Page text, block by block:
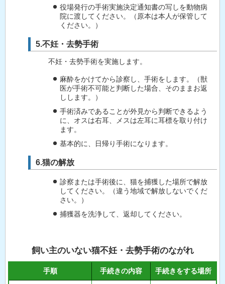
役場発行の手術実施決定通知書の写しを動物病
院に渡してください。（原本は本人が保管して
ください。）
5.不妊・去勢手術
不妊・去勢手術を実施します。
麻酔をかけてから診察し、手術をします。（獣
医が手術不可能と判断した場合、そのままお返
しします。）
手術済みであることが外見から判断できるよう
に、オスは右耳、メスは左耳に耳標を取り付け
ます。
基本的に、日帰り手術になります。
6.猫の解放
診察または手術後に、猫を捕獲した場所で解放
してください。（違う地域で解放しないでくだ
さい。）
捕獲器を洗浄して、返却してください。
飼い主のいない猫不妊・去勢手術のながれ
手順 手続きの内容 手続きをする場所